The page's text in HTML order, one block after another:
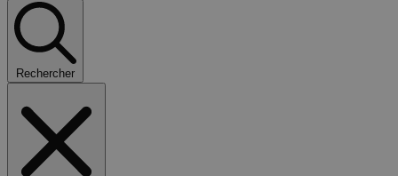
Rechercher